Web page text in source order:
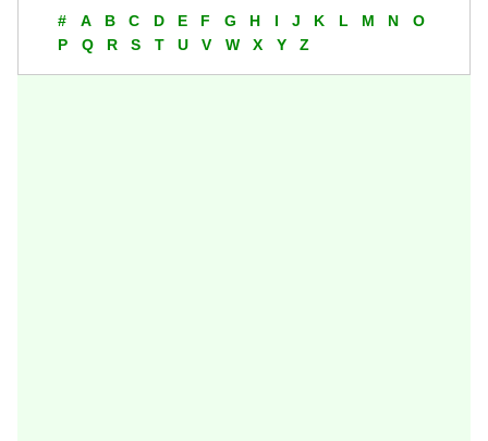
# A B C D E F G H I J K L M N
O
P
Q R S T U V W X Y Z